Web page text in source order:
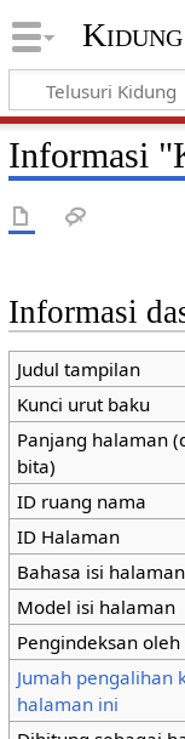
Kidung
Informasi
Informasi
Judul tampilan
Kunci urut baku
Panjang halaman
bita)
ID ruang nama
ID Halaman
Bahasa isi halaman
Model isi halaman
Pengindeksan
Jumah pengalihan
halaman ini